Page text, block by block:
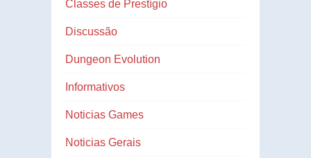
Classes de Prestígio
Discussão
Dungeon Evolution
Informativos
Noticias Games
Noticias Gerais